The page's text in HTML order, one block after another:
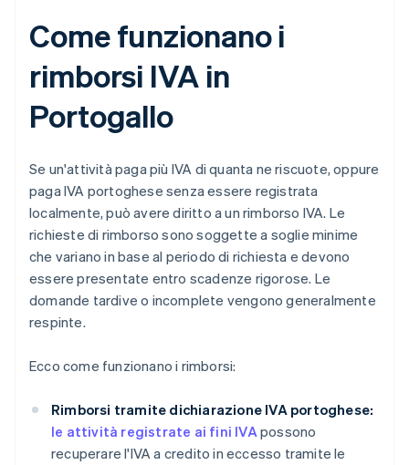
Come funzionano i
rimborsi IVA in
Portogallo
Se un'attività paga più IVA di quanta ne riscuote, oppure
paga IVA portoghese senza essere registrata
localmente, può avere diritto a un rimborso IVA. Le
richieste di rimborso sono soggette a soglie minime
che variano in base al periodo di richiesta e devono
essere presentate entro scadenze rigorose. Le
domande tardive o incomplete vengono generalmente
respinte.
Ecco come funzionano i rimborsi:
Rimborsi tramite dichiarazione IVA portoghese:
le attività registrate ai fini IVApossono
recuperare l'IVA a credito in eccesso tramite le